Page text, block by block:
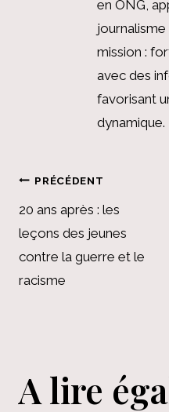
en ONG,
mission :
avec des
favorisant
dynamique.
Navigation
de
l’article
PRÉCÉDENT
20 ans après : les
leçons des jeunes
contre la guerre et le
racisme
A lire